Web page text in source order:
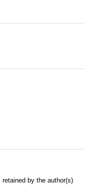
by the author(s)